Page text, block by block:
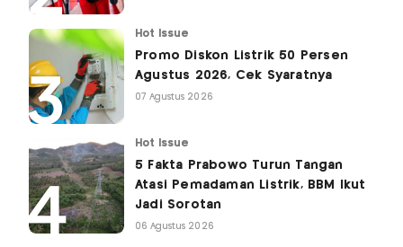
Hot Issue
Promo Diskon Listrik 50 Persen
Agustus 2026, Cek Syaratnya
07 Agustus 2026
Hot Issue
5 Fakta Prabowo Turun Tangan
Atasi Pemadaman Listrik, BBM Ikut
Jadi Sorotan
06 Agustus 2026